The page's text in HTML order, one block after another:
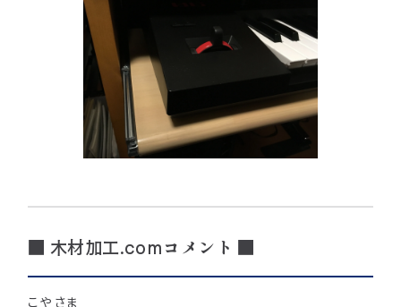
■ 木材加工.comコメント ■
こや さま